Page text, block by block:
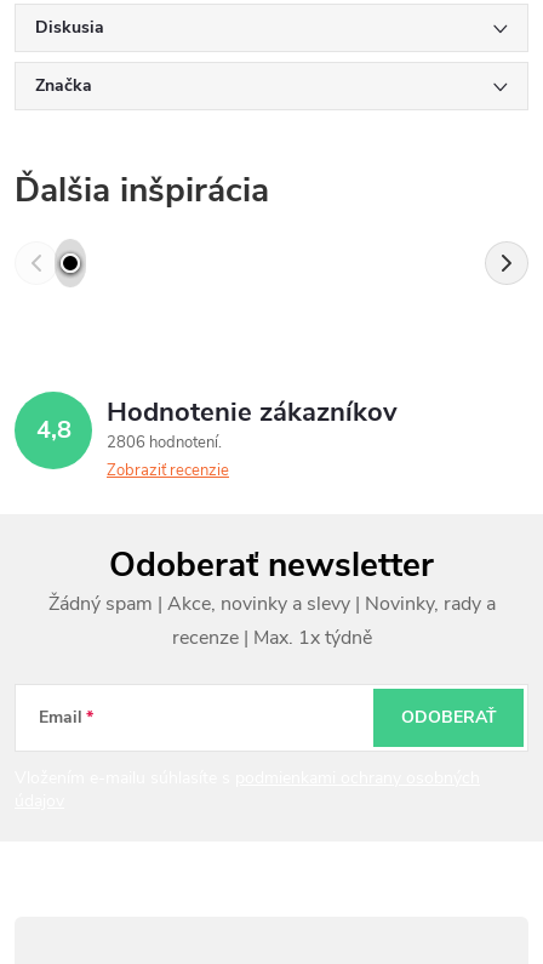
Diskusia
Značka
Ďalšia inšpirácia
4,8 Hodnotenie zákazníkov
2806 hodnotení
Zobraziť recenzie
ä
Odoberať newsletter
Email ODOBERAŤ